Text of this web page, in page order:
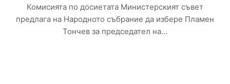
Комисията по досиетата Министерският съвет
предлага на Народното събрание да избере Пламен
Тончев за председател на…